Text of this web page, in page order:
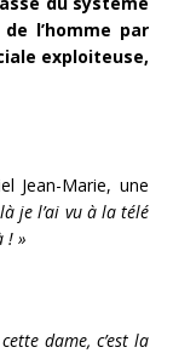
l’homme par
exploiteuse,
Jean-Marie, une
je l’ai vu à la télé
! »
dame, c’est la